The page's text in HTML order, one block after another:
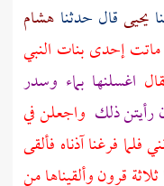
يحيىقال حدثنا هشام
ماتت إحدى بنات النبي
اغسلنها بماء وسدر
رأيتن ذلك واجعلن في
فلما فرغنا آذناه فألقى
قرون وألقيناها من